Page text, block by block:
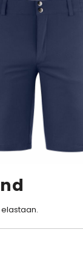
elastaan.